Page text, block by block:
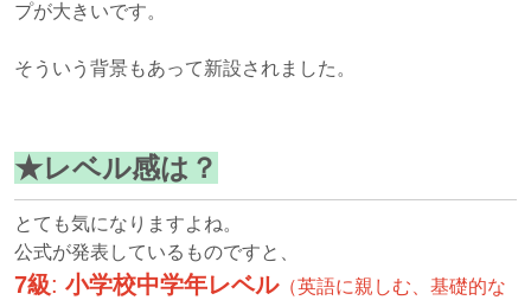
プが大きいです。
そういう背景もあって新設されました。
★レベル感は？
とても気になりますよね。
公式が発表しているものですと、
7級: 小学校中学年レベル（英語に親しむ、基礎的な